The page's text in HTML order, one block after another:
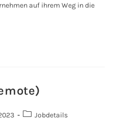
auf ihrem Weg in die
Jobdetails